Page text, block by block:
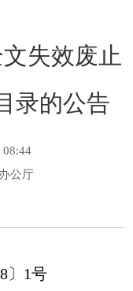
失效废止
录的公告
08:44
公厅
〕1号